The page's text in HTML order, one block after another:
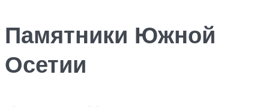
Памятники Южной
Осетии